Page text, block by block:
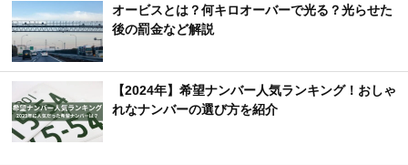
オービスとは？何キロオーバーで光る？光らせた
後の罰金など解説
【2024年】希望ナンバー人気ランキング！おしゃ
れなナンバーの選び方を紹介